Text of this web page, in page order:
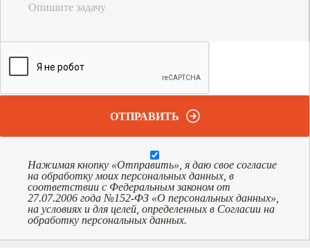
Опишите задачу
ОТПРАВИТЬ
Нажимая кнопку «Отправить», я даю свое согласие
на обработку моих персональных данных, в
соответствии с Федеральным законом от
27.07.2006 года №152-ФЗ «О персональных данных»,
на условиях и для целей, определенных в Согласии на
обработку персональных данных.